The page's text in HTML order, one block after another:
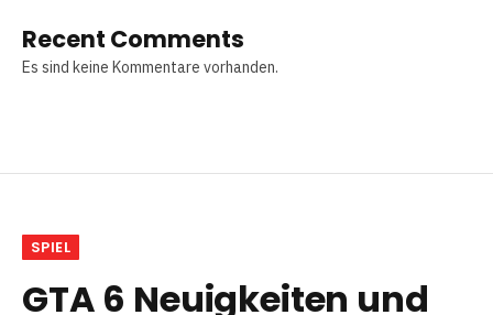
Recent Comments
Es sind keine Kommentare vorhanden.
SPIEL
GTA 6 Neuigkeiten und